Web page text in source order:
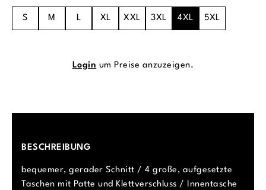
S M L XL XXL 3XL 4XL 5XL
Login um Preise anzuzeigen.
BESCHREIBUNG
bequemer, gerader Schnitt / 4 große, aufgesetzte
Taschen mit Patte und Klettverschluss / Innentasche